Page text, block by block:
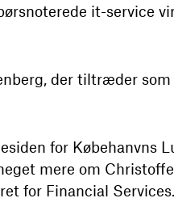
it-service
der tiltræder som
for Købehanvns
mere om
for Financial Services.